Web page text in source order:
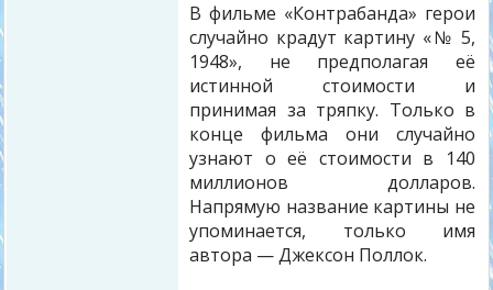
В фильме «Контрабанда» герои
случайно крадут картину «№ 5,
1948», не предполагая её
истинной стоимости и
принимая за тряпку. Только в
конце фильма они случайно
узнают о её стоимости в 140
миллионов долларов.
Напрямую название картины не
упоминается, только имя
автора — Джексон Поллок.